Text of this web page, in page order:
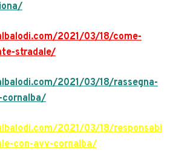
2021/03/18/come-
stradale/
2021/03/18/rassegna-
cornalba/
2021/03/18/responsabi
con-avv-cornalba/